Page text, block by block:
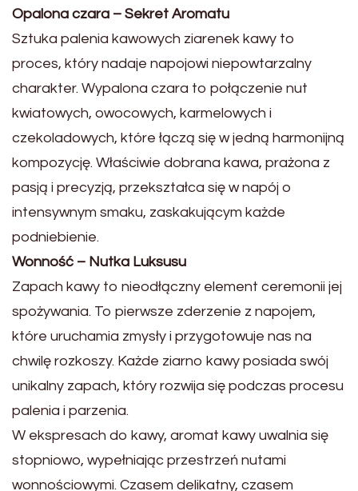
Opalona czara – Sekret Aromatu
Sztuka palenia kawowych ziarenek kawy to
proces, który nadaje napojowi niepowtarzalny
charakter. Wypalona czara to połączenie nut
kwiatowych, owocowych, karmelowych i
czekoladowych, które łączą się w jedną harmonijną
kompozycję. Właściwie dobrana kawa, prażona z
pasją i precyzją, przekształca się w napój o
intensywnym smaku, zaskakującym każde
podniebienie.
Wonność – Nutka Luksusu
Zapach kawy to nieodłączny element ceremonii jej
spożywania. To pierwsze zderzenie z napojem,
które uruchamia zmysły i przygotowuje nas na
chwilę rozkoszy. Każde ziarno kawy posiada swój
unikalny zapach, który rozwija się podczas procesu
palenia i parzenia.
W ekspresach do kawy, aromat kawy uwalnia się
stopniowo, wypełniając przestrzeń nutami
wonnościowymi. Czasem delikatny, czasem